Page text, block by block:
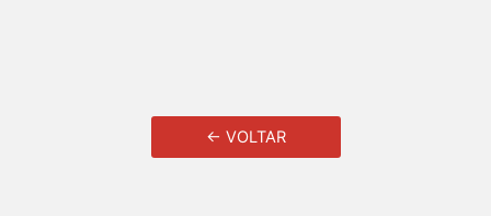
← VOLTAR